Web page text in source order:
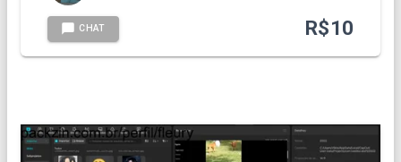
CHAT R$10